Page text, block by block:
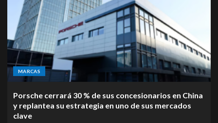
MARCAS
Porsche cerrará 30 % de sus concesionarios en China
y replantea su estrategia en uno de sus mercados
clave